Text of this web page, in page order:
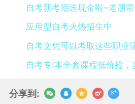
自考新考期送现金啦~老朋
应用型自考火热招生中
自考文凭可以考取这些职业
自考专/本全套课程低价抢
分享到: